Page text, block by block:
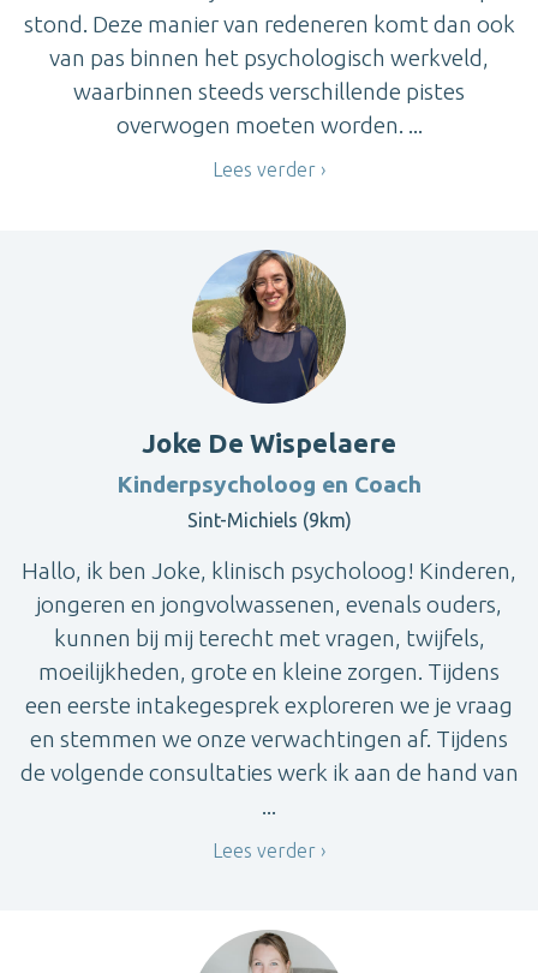
stond. Deze manier van redeneren komt dan ook
van pas binnen het psychologisch werkveld,
waarbinnen steeds verschillende pistes
overwogen moeten worden. ...
Lees verder
Joke De Wispelaere
Kinderpsycholoog en Coach
Sint-Michiels (9km)
Hallo, ik ben Joke, klinisch psycholoog! Kinderen,
jongeren en jongvolwassenen, evenals ouders,
kunnen bij mij terecht met vragen, twijfels,
moeilijkheden, grote en kleine zorgen. Tijdens
een eerste intakegesprek exploreren we je vraag
en stemmen we onze verwachtingen af. Tijdens
de volgende consultaties werk ik aan de hand van
...
Lees verder